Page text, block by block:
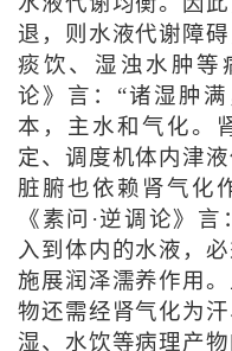
退，则水液代谢障
痰饮、湿浊水肿等
论》言：“诸湿肿
本，主水和气化。
定、调度机体内津
脏腑也依赖肾气化
《素问·逆调论》
入到体内的水液，
施展润泽濡养作用
物还需经肾气化为
湿、水饮等病理产